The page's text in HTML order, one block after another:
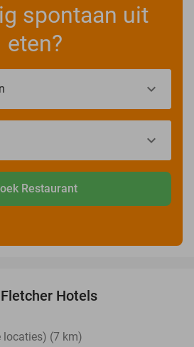
spontaan uit
eten?
Restaurant
Hotels
locaties) (7 km)